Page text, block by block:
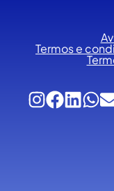
Termos e